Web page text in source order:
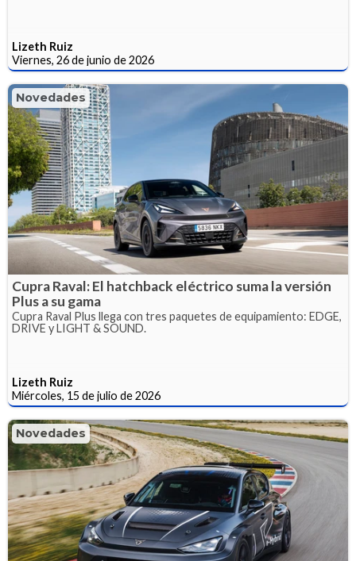
Lizeth Ruiz
Viernes, 26 de junio de 2026
Novedades
Cupra Raval: El hatchback eléctrico suma la versión
Plus a su gama
Cupra Raval Plus llega con tres paquetes de equipamiento: EDGE,
DRIVE y LIGHT & SOUND.
Lizeth Ruiz
Miércoles, 15 de julio de 2026
Novedades